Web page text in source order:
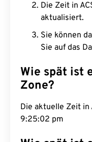
Die Zeit in
aktualisiert.
Sie können
Sie auf das
Wie spät ist
Zone?
Die aktuelle Zeit in
9:25:03 pm